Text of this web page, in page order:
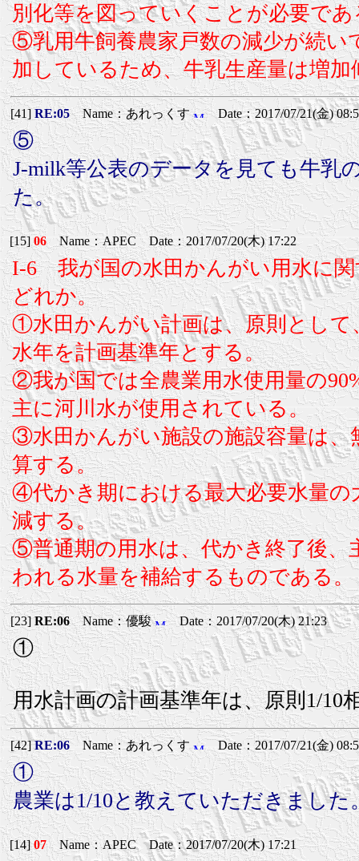
別化等を図っていくことが必要であ
⑤乳用牛飼養農家戸数の減少が続い
加しているため、牛乳生産量は増加
[41]RE:05Name：あれっくす Date：2017/07/21(金)
⑤
J-milk等公表のデータを見ても牛乳
た。
[15]06Name：APEC Date：2017/07/20(木) 17:22
I-6 我が国の水田かんがい用水に
どれか。
①水田かんがい計画は、原則として
水年を計画基準年とする。
②我が国では全農業用水使用量の
主に河川水が使用されている。
③水田かんがい施設の施設容量は、
算する。
④代かき期における最大必要水量の
減する。
⑤普通期の用水は、代かき終了後、
われる水量を補給するものである。
[23]RE:06Name：優駿 Date：2017/07/20(木) 21:23
①
用水計画の計画基準年は、原則1/10
[42]RE:06Name：あれっくす Date：2017/07/21(金)
①
農業は1/10と教えていただきました
[14]07Name：APEC Date：2017/07/20(木) 17:21